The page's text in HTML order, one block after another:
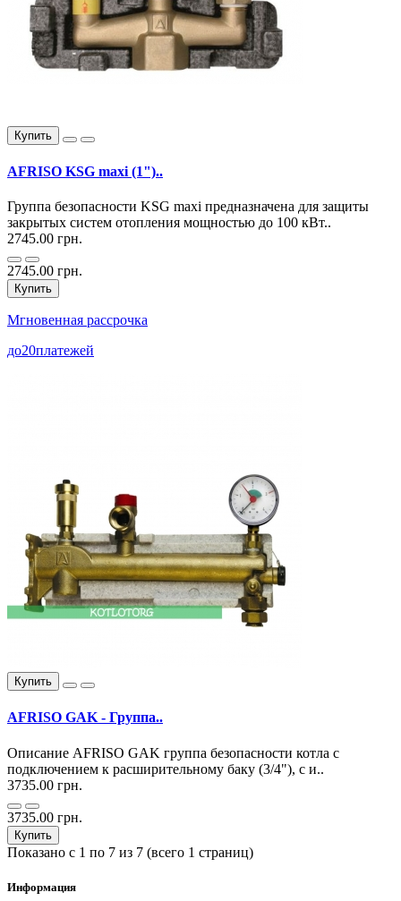
Купить
AFRISO KSG maxi (1")..
Группа безопасности KSG maxi предназначена для защиты
закрытых систем отопления мощностью до 100 кВт..
2745.00 грн.
2745.00 грн.
Купить
Мгновенная рассрочка
до20платежей
Купить
AFRISO GAK - Группа..
Описание AFRISO GAK группа безопасности котла с
подключением к расширительному баку (3/4"), с и..
3735.00 грн.
3735.00 грн.
Купить
Показано с 1 по 7 из 7 (всего 1 страниц)
Информация